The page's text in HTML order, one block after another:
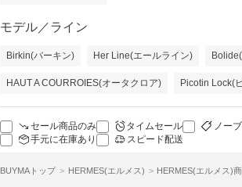
モデル／ライン
Birkin(バーキン) Her Line(エールライン)
HAUT A COURROIES(オータクロア) Picotin Lock(
セール商品のみ タイムセール ノー
手元に在庫あり
スピード配送
BUYMAトップ HERMES(エルメス) HERMES(エルメス)